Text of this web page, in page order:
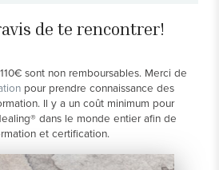
de te rencontrer!
sont non remboursables. Merci de
pour prendre connaissance des
Il y a un coût minimum pour
dans le monde entier afin de
et certification.